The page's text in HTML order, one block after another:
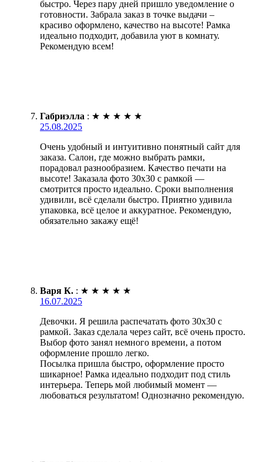
быстро. Через пару дней пришло уведомление о
готовности. Забрала заказ в точке выдачи –
красиво оформлено, качество на высоте! Рамка
идеально подходит, добавила уют в комнату.
Рекомендую всем!
Габриэлла : ★ ★ ★ ★ ★
25.08.2025
Очень удобный и интуитивно понятный сайт для
заказа. Салон, где можно выбрать рамки,
порадовал разнообразием. Качество печати на
высоте! Заказала фото 30х30 с рамкой —
смотрится просто идеально. Сроки выполнения
удивили, всё сделали быстро. Приятно удивила
упаковка, всё целое и аккуратное. Рекомендую,
обязательно закажу ещё!
Варя К. : ★ ★ ★ ★ ★
16.07.2025
Девочки. Я решила распечатать фото 30х30 с
рамкой. Заказ сделала через сайт, всё очень просто.
Выбор фото занял немного времени, а потом
оформление прошло легко.
Посылка пришла быстро, оформление просто
шикарное! Рамка идеально подходит под стиль
интерьера. Теперь мой любимый момент —
любоваться результатом! Однозначно рекомендую.